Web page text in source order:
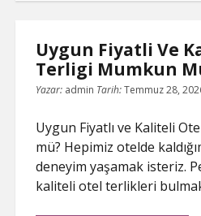
Uygun Fiyatli Ve
Terligi Mumkun
Yazar: admin Tarih:Temmuz 28,
Uygun Fiyatlı ve Kaliteli
mü? Hepimiz otelde
deneyim yaşamak isteriz.
kaliteli otel terlikleri